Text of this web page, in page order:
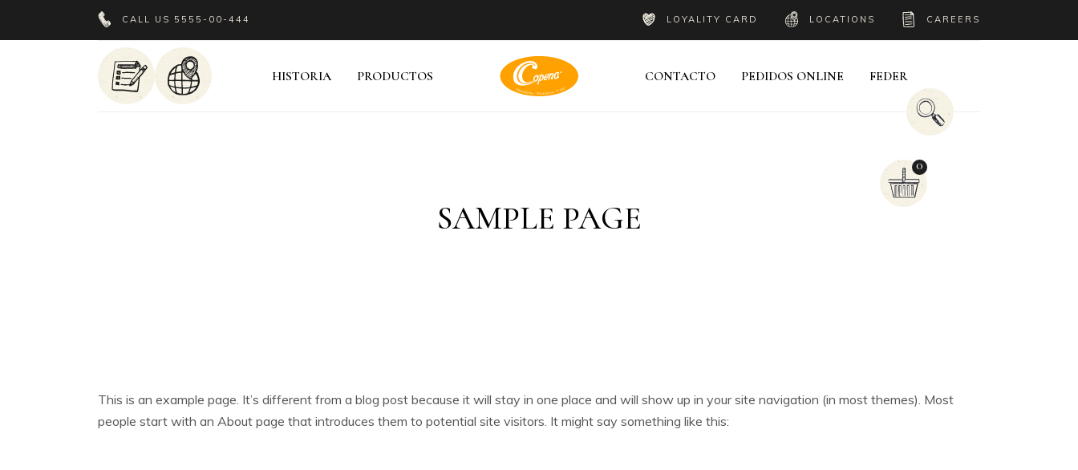
CALL US 5555-00-444 LOYALITY CARD LOCATIONS CAREERS
HISTORIA PRODUCTOS CONTACTO PEDIDOS ONLINE FEDER
0
SAMPLE PAGE
This is an example page. It’s different from a blog post because it will stay in one place and will show up in your site navigation (in most themes). Most
people start with an About page that introduces them to potential site visitors. It might say something like this: